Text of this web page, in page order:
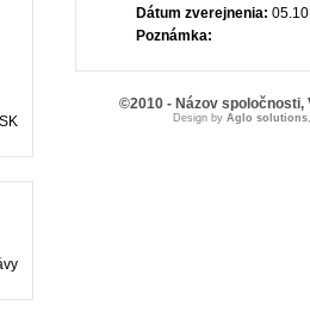
Dátum zverejnenia:
Poznámka:
©2010 - Názov
Design by Aglo solutions